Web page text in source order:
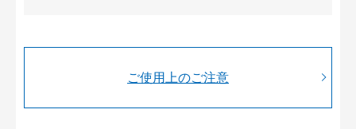
ご使用上のご注意